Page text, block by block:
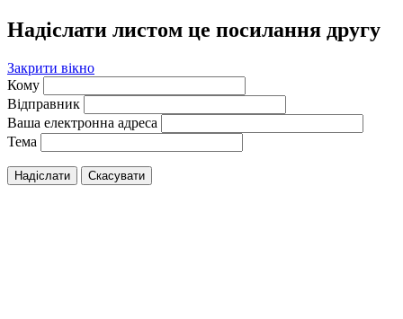
Надіслати листом це посилання другу
Закрити вікно
Кому
Відправник
Ваша електронна адреса
Тема
Надіслати Скасувати